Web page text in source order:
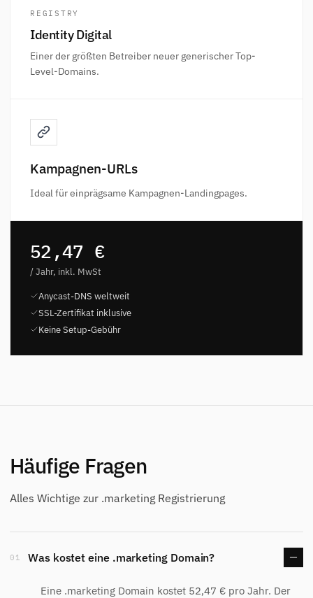
REGISTRY
Identity Digital
Einer der größten Betreiber neuer generischer Top-
Level-Domains.
Kampagnen-URLs
Ideal für einprägsame Kampagnen-Landingpages.
52,47 €
/ Jahr, inkl. MwSt
Anycast-DNS weltweit
SSL-Zertifikat inklusive
Keine Setup-Gebühr
Häufige Fragen
Alles Wichtige zur .marketing Registrierung
01 Was kostet eine .marketing Domain?
Eine .marketing Domain kostet 52,47 € pro Jahr. Der